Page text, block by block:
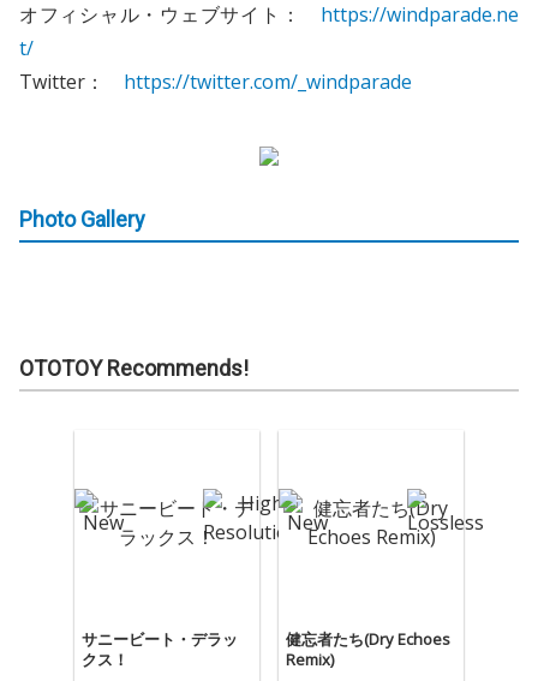
オフィシャル・ウェブサイト： https://windparade.ne
t/
Twitter： https://twitter.com/_windparade
Photo Gallery
OTOTOY Recommends!
サニービート・デラッ
クス！
健忘者たち(Dry Echoes
Remix)